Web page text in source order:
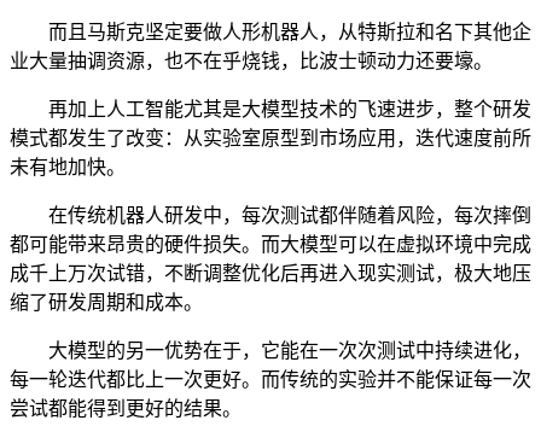
而且马斯克坚定要做人形机器人，从特斯拉和名下其他企
业大量抽调资源，也不在乎烧钱，比波士顿动力还要壕。
再加上人工智能尤其是大模型技术的飞速进步，整个研发
模式都发生了改变：从实验室原型到市场应用，迭代速度前所
未有地加快。
在传统机器人研发中，每次测试都伴随着风险，每次摔倒
都可能带来昂贵的硬件损失。而大模型可以在虚拟环境中完成
成千上万次试错，不断调整优化后再进入现实测试，极大地压
缩了研发周期和成本。
大模型的另一优势在于，它能在一次次测试中持续进化，
每一轮迭代都比上一次更好。而传统的实验并不能保证每一次
尝试都能得到更好的结果。